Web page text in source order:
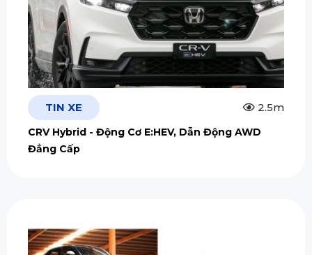
TIN XE 2.5m
CRV Hybrid - Động Cơ E:HEV, Dẫn Động AWD
Đẳng Cấp